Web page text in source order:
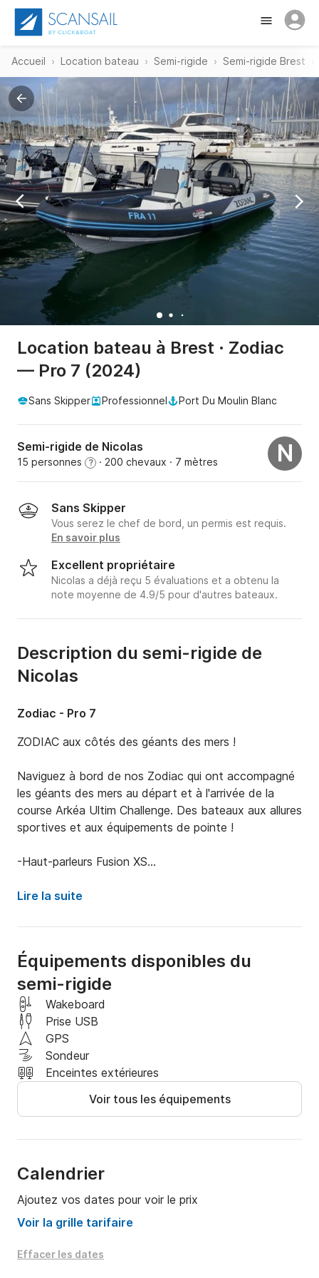
Accueil Location bateau Semi-rigide Semi-rigide Brest
Location bateau à Brest · Zodiac
— Pro 7 (2024)
Sans Skipper Professionnel Port Du Moulin Blanc
Semi-rigide de Nicolas
15 personnes ? · 200 chevaux · 7 mètres N
Sans Skipper
Vous serez le chef de bord, un permis est requis.
En savoir plus
Excellent propriétaire
Nicolas a déjà reçu 5 évaluations et a obtenu la
note moyenne de 4.9/5 pour d'autres bateaux.
Description du semi-rigide de
Nicolas
Zodiac - Pro 7
ZODIAC aux côtés des géants des mers !
Naviguez à bord de nos Zodiac qui ont accompagné
les géants des mers au départ et à l'arrivée de la
course Arkéa Ultim Challenge. Des bateaux aux allures
sportives et aux équipements de pointe !
-Haut-parleurs Fusion XS
-Led sous-marine
-Prise USB étanche
-Ecran GPS NOVA by Navicom 10 pouces avec
réseau NMEA 2000 -Sonde
-Direction Hydraulique
-Siège Pro HXLS personnalisé
Lire la suite
Équipements disponibles du
semi-rigide
Wakeboard
Prise USB
GPS
Sondeur
Enceintes extérieures
Voir tous les équipements
Calendrier
Ajoutez vos dates pour voir le prix
Voir la grille tarifaire
Effacer les dates